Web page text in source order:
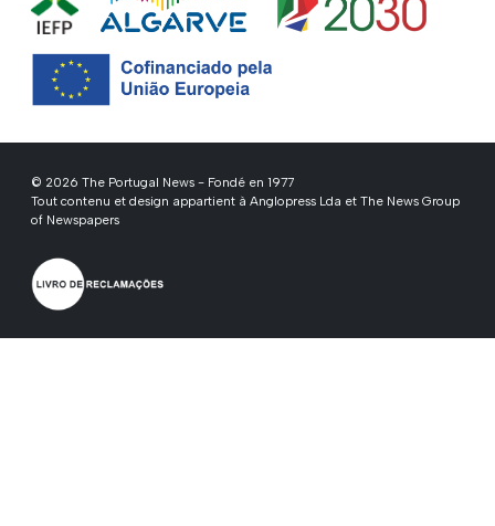
© 2026 The Portugal News - Fondé en 1977
Tout contenu et design appartient à Anglopress Lda et The News Group
of Newspapers